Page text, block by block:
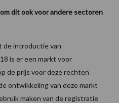
dit ook voor andere sectoren
de introductie van
is er een markt voor
de prijs voor deze rechten
ontwikkeling van deze markt
maken van de registratie